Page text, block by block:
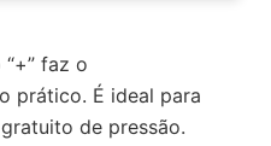
faz o
prático. É ideal para
de pressão.